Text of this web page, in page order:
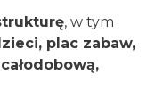
, w tym
plac zabaw,